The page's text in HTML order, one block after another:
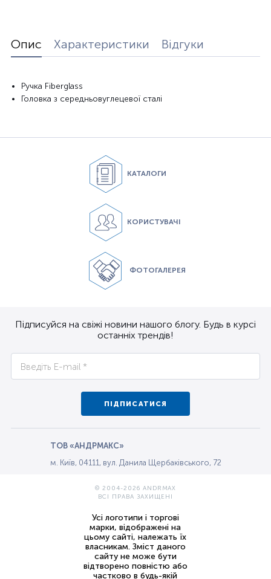
Опис Характеристики Відгуки
Ручка Fiberglass
Головка з середньовуглецевої сталі
КАТАЛОГИ
КОРИСТУВАЧІ
ФОТОГАЛЕРЕЯ
Підписуйся на свіжі новини нашого блогу. Будь в курсі
останніх трендів!
ПІДПИСАТИСЯ
ТОВ «АНДРМАКС»
м. Київ, 04111, вул. Данила Щербаківського, 72
© 2004-2026 ANDRMAX
ВСІ ПРАВА ЗАХИЩЕНІ
Усі логотипи і торгові
марки, відображені на
цьому сайті, належать їх
власникам. Зміст даного
сайту не може бути
відтворено повністю або
частково в будь-якій